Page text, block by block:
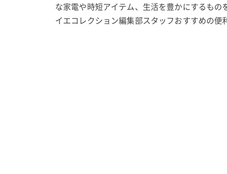
な家電や時短アイテム、生活を豊かにするもの
イエコレクション編集部スタッフおすすめの便